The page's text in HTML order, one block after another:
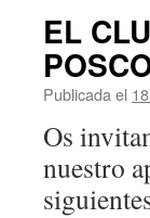
EL
Publicada el
Os
nuestro